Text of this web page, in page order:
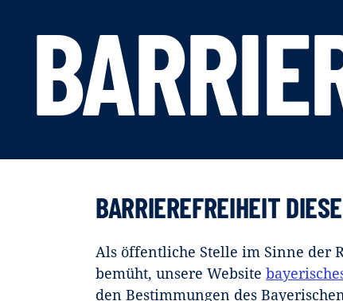
BARRIEREFREIHEIT
Als öffentliche Stelle im Sinne der
bemüht, unsere Website
den Bestimmungen des